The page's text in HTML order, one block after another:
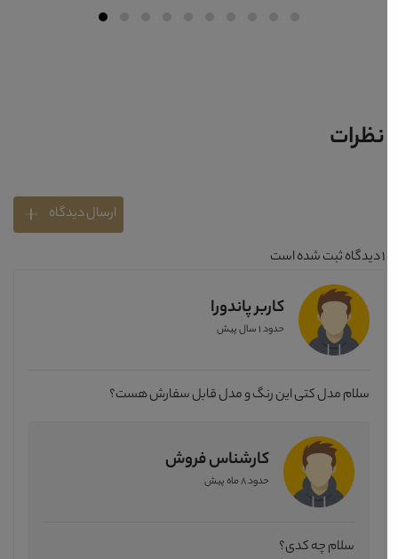
نظرات
ارسال دیدگاه
دیدگاه ثبت شده است
کاربر پاندورا
حدود 1 سال پیش
سلام مدل کتی این رنگ و مدل قابل سفارش هست؟
کارشناس فروش
حدود 8 ماه پیش
سلام چه کدی؟